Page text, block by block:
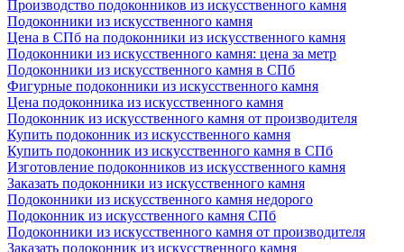
Производство подоконников из искусственного камня
Подоконники из искусственного камня
Цена в СПб на подоконники из искусственного камня
Подоконники из искусственного камня: цена за метр
Подоконники из искусственного камня в СПб
Фигурные подоконники из искусственного камня
Цена подоконника из искусственного камня
Подоконник из искусственного камня от производителя
Купить подоконник из искусственного камня
Купить подоконник из искусственного камня в СПб
Изготовление подоконников из искусственного камня
Заказать подоконники из искусственного камня
Подоконники из искусственного камня недорого
Подоконник из искусственного камня СПб
Подоконники из искусственного камня от производителя
Заказать подоконник из искусственного камня